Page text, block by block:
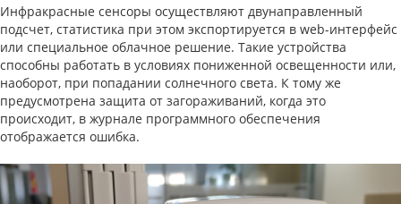
Инфракрасные сенсоры осуществляют двунаправленный
подсчет, статистика при этом экспортируется в web-интерфейс
или специальное облачное решение. Такие устройства
способны работать в условиях пониженной освещенности или,
наоборот, при попадании солнечного света. К тому же
предусмотрена защита от загораживаний, когда это
происходит, в журнале программного обеспечения
отображается ошибка.